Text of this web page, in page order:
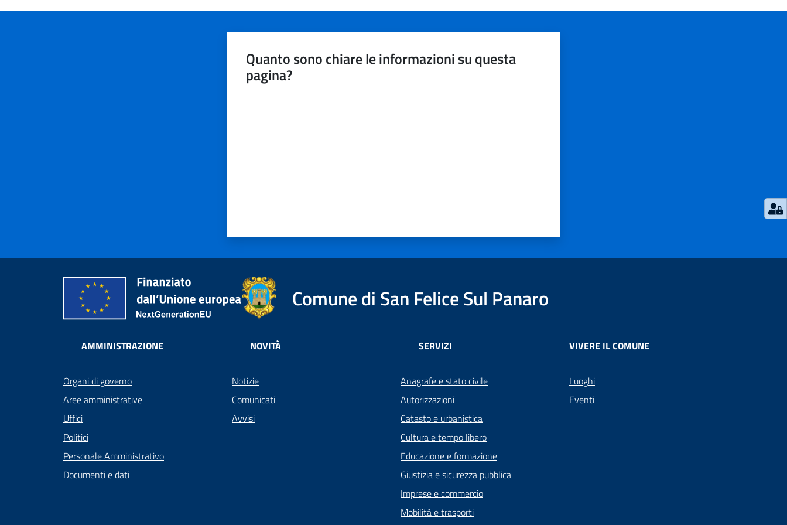
Quanto sono chiare le informazioni su questa
pagina?
Comune di San Felice Sul Panaro
AMMINISTRAZIONE
Organi di governo
Aree amministrative
Uffici
Politici
Personale Amministrativo
Documenti e dati
NOVITÀ
Notizie
Comunicati
Avvisi
SERVIZI
Anagrafe e stato civile
Autorizzazioni
Catasto e urbanistica
Cultura e tempo libero
Educazione e formazione
Giustizia e sicurezza pubblica
Imprese e commercio
Mobilità e trasporti
VIVERE IL COMUNE
Luoghi
Eventi